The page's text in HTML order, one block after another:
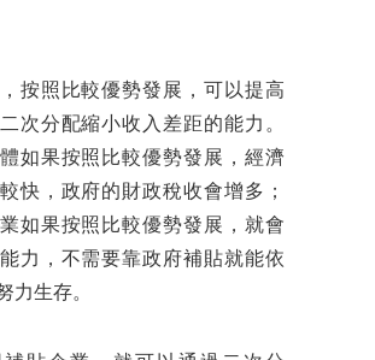
按照比較優勢發展，可以提高
次分配縮小收入差距的能力。
如果按照比較優勢發展，經濟
快，政府的財政稅收會增多；
如果按照比較優勢發展，就會
力，不需要靠政府補貼就能依
力生存。